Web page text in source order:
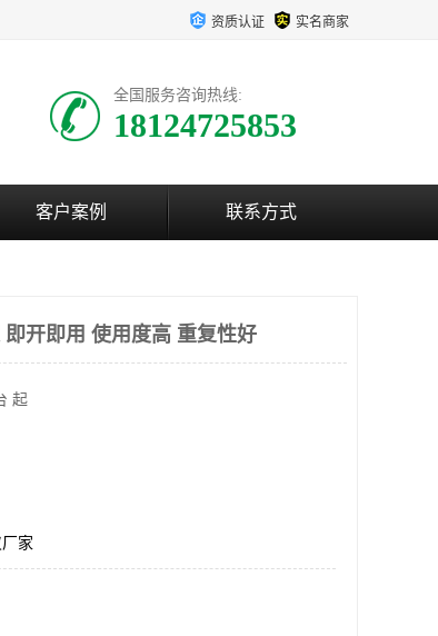
资质认证 实名商家
全国服务咨询热线:
18124725853
客户案例 联系方式
开即用 使用度高 重复性好
起
家